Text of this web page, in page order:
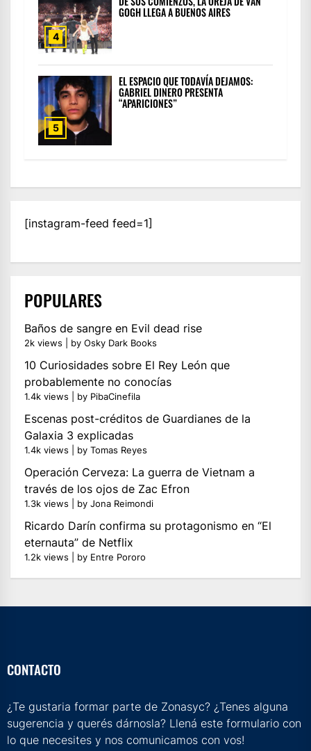
4
GOGH LLEGA A BUENOS AIRES
5
EL ESPACIO QUE TODAVÍA DEJAMOS:
GABRIEL DINERO PRESENTA
“APARICIONES”
[instagram-feed feed=1]
POPULARES
Baños de sangre en Evil dead rise
2k views by Osky Dark Books
10 Curiosidades sobre El Rey León que
probablemente no conocías
1.4k views by PibaCinefila
Escenas post-créditos de Guardianes de la
Galaxia 3 explicadas
1.4k views by Tomas Reyes
Operación Cerveza: La guerra de Vietnam a
través de los ojos de Zac Efron
1.3k views by Jona Reimondi
Ricardo Darín confirma su protagonismo en “El
eternauta” de Netflix
1.2k views by Entre Pororo
CONTACTO
¿Te gustaria formar parte de Zonasyc? ¿Tenes alguna
sugerencia y querés dárnosla? Llená este formulario con
lo que necesites y nos comunicamos con vos!